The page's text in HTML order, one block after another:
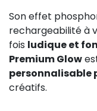
Son effet
rechargeabilité à
fois ludique et
Premium Glow
personnalisable
créatifs.